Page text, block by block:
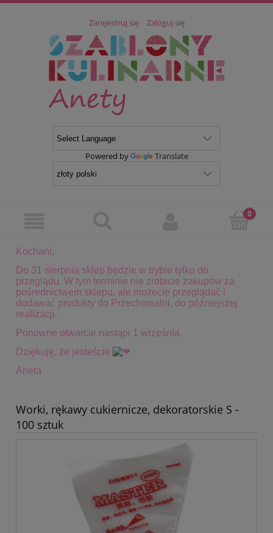
Zarejestruj się Zaloguj się
Powered by Translate
Kochani,
Do 31 sierpnia sklep będzie w trybie tylko do
przeglądu. W tym terminie nie zrobicie zakupów za
pośrednictwem sklepu, ale możecie przeglądać i
dodawać produkty do Przechowalni, do późniejszej
realizacji.
Ponowne otwarcie nastąpi 1 września.
Dziękuję, że jesteście
Aneta
Worki, rękawy cukiernicze, dekoratorskie S -
100 sztuk